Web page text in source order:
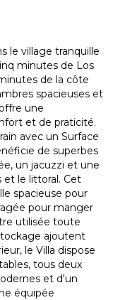
le village tranquille
minutes de Los
de la côte
spacieuses et
une
et de praticité.
avec un Surface
de superbes
un jacuzzi et une
le littoral. Cet
spacieuse pour
pour manger
utilisée toute
ajoutent
le Villa dispose
tous deux
et d'un
équipée